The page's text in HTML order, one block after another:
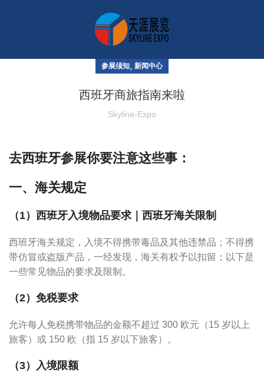
参展须知, 新闻中心
西班牙商旅指南来啦
Skyline-Expo
去西班牙参展你要注意这些事：
一、海关规定
（1）西班牙入境物品要求｜西班牙海关限制
西班牙海关规定，入境不得携带毒品及其他违禁品；不得携
带仿冒或盗版产品，一经发现，海关有权予以扣留；以下是
一些常见物品的要求及限制。
（2）免税要求
允许每人免税携带物品的金额不超过 300 欧元（15 岁以上
旅客）或 150 欧（指 15 岁以下旅客）。
（3）入境限额